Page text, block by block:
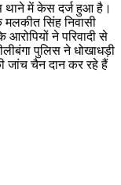
थाने में केस दर्ज हुआ है।
सिंह निवासी
ने परिवादी से
पुलिस ने धोखाधड़ी
जांच चैन दान कर रहे हैं